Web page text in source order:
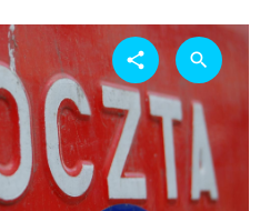
share search